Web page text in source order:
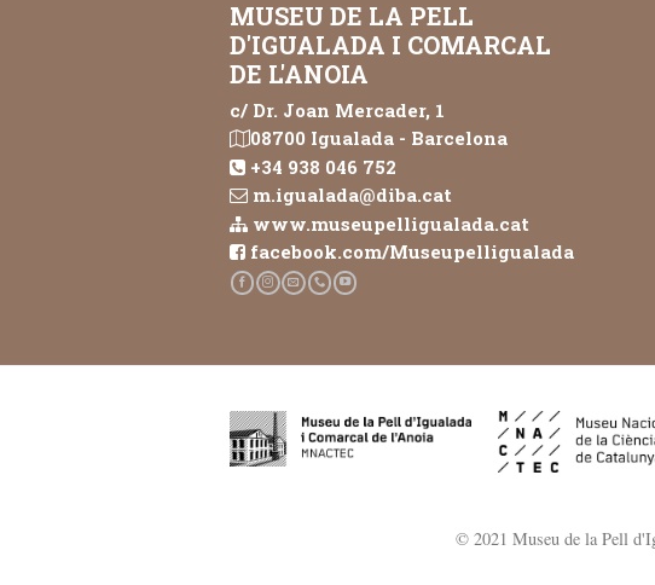
MUSEU DE LA PELL
D'IGUALADA I COMARCAL
DE L'ANOIA
c/ Dr. Joan Mercader, 1
08700 Igualada - Barcelona
+34 938 046 752
m.igualada@diba.cat
www.museupelligualada.cat
facebook.com/Museupelligualada
© 2021 Museu de la Pell